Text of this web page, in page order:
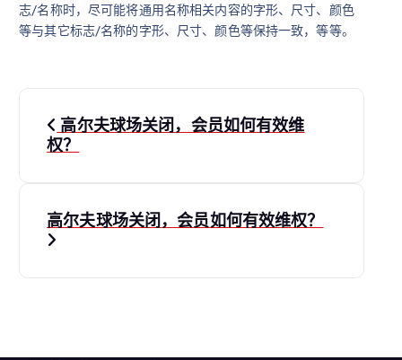
志/名称时，尽可能将通用名称相关内容的字形、尺寸、颜色
等与其它标志/名称的字形、尺寸、颜色等保持一致，等等。
文
章
航
高尔夫球场关闭，会员如何有效维
权？
高尔夫球场关闭，会员如何有效维权？